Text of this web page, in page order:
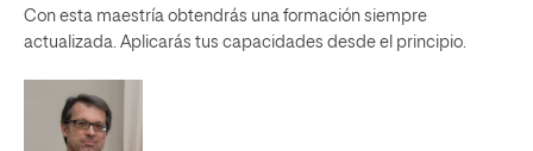
Con esta maestría obtendrás una formación siempre
actualizada. Aplicarás tus capacidades desde el principio.